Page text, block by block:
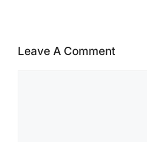
Leave A Comment